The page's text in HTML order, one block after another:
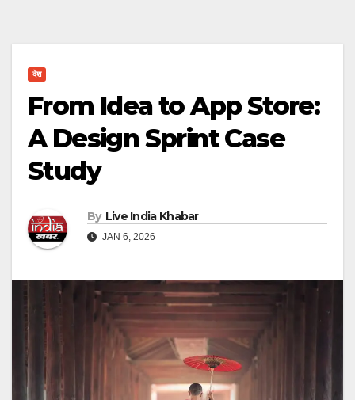
देश
From Idea to App Store:
A Design Sprint Case
Study
By Live India Khabar
JAN 6, 2026